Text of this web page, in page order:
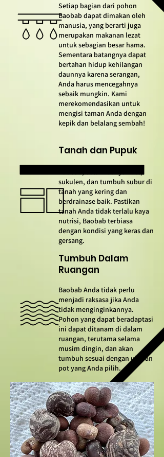
Setiap bagian dari pohon
Baobab dapat dimakan oleh
manusia, yang berarti juga
merupakan makanan lezat
untuk sebagian besar hama.
Sementara batangnya dapat
bertahan hidup kehilangan
daunnya karena serangan,
Anda harus mencegahnya
sebaik mungkin. Kami
merekomendasikan untuk
mengisi taman Anda dengan
kepik dan belalang sembah!
Tanah dan Pupuk
sukulen, dan tumbuh subur di
tanah yang kering dan
berdrainase baik. Pastikan
tanah Anda tidak terlalu kaya
nutrisi, Baobab terbiasa
dengan kondisi yang keras dan
gersang.
Tumbuh Dalam
Ruangan​
Baobab Anda tidak perlu
menjadi raksasa jika Anda
tidak menginginkannya.
Pohon yang dapat beradaptasi
ini dapat ditanam di dalam
ruangan, terutama selama
musim dingin, dan akan
tumbuh sesuai dengan ukuran
pot yang Anda pilih.